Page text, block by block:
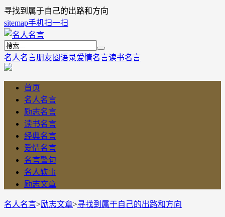
寻找到属于自己的出路和方向
sitemap手机扫一扫
名人名言朋友圈语录爱情名言读书名言
首页
名人名言
励志名言
读书名言
经典名言
爱情名言
名言警句
名人轶事
励志文章
名人名言>励志文章>寻找到属于自己的出路和方向